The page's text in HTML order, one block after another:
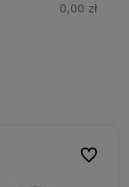
0,00 zł
Do
Do